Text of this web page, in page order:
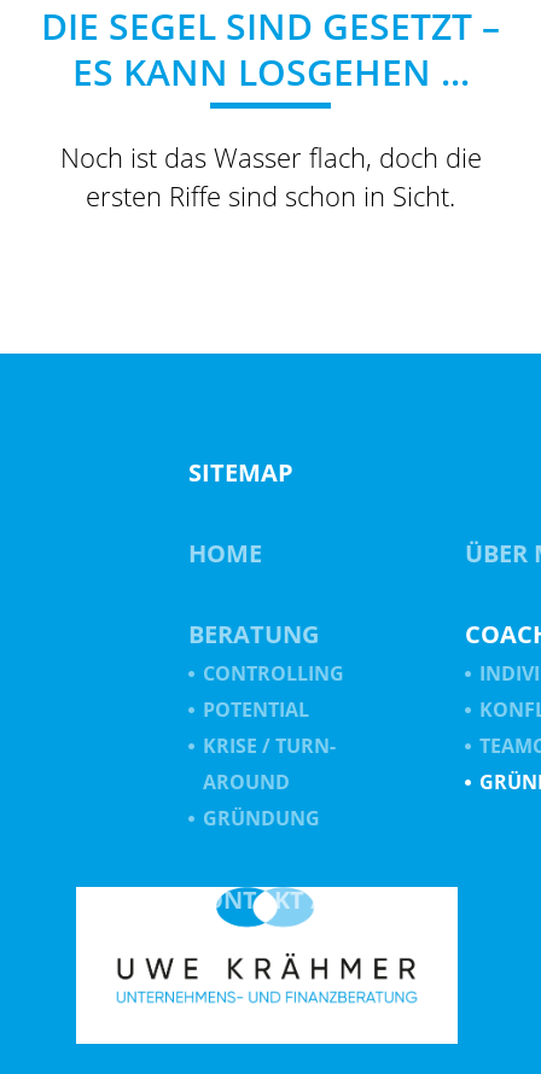
DIE SEGEL SIND GESETZT –
ES KANN LOSGEHEN ...
Noch ist das Wasser flach, doch die
ersten Riffe sind schon in Sicht.
SITEMAP
HOME ÜBER
BERATUNG
CONTROLLING
POTENTIAL
KRISE / TURN-
AROUND
GRÜNDUNG
KONTAKT /